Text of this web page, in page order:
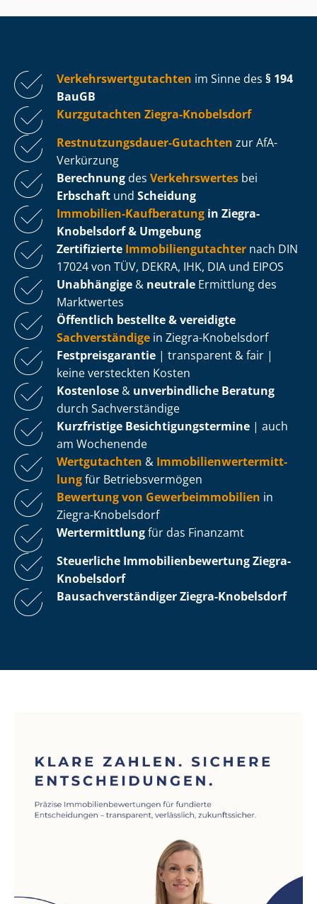
Ver­kehrs­wert­gut­ach­ten im Sinne des § 194
BauGB
Kurzgutachten Ziegra-Knobelsdorf
Rest­nut­zungs­dau­er-Gutachten zur AfA-
Verkürzung
Berechnung des Verkehrswertes bei
Erbschaft und Scheidung
Immobilien-Kaufberatung in Ziegra-
Knobelsdorf & Umgebung
Zertifizierte Im­mo­bi­li­en­gut­ach­ter nach DIN
17024 von TÜV, DEKRA, IHK, DIA und EIPOS
Unabhängige & neutrale Ermittlung des
Marktwertes
Öffentlich bestellte & vereidigte
Sachverständige in Ziegra-Knobelsdorf
Fest­preis­ga­ran­tie | transparent & fair |
keine versteckten Kosten
Kostenlose & unverbindliche Beratung
durch Sachverständige
Kurzfristige Be­sich­ti­gungs­ter­mi­ne | auch
am Wochenende
Wertgutachten & Im­mo­bi­li­en­wert­ermitt­
lungfür Be­triebs­ver­mö­gen
Bewertung von Ge­wer­be­im­mo­bi­li­en in
Ziegra-Knobelsdorf
Wertermittlungfür das Finanzamt
Steuerliche Im­mo­bi­li­en­be­wer­tungZiegra-
Knobelsdorf
Bau­sach­ver­stän­di­ger Ziegra-Knobelsdorf